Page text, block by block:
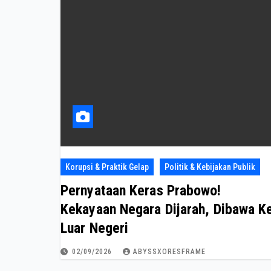
Korupsi & Praktik Gelap Politik & Kebijakan Publik
Pernyataan Keras Prabowo!
Kekayaan Negara Dijarah, Dibawa
Luar Negeri
02/09/2026 ABYSSXORESFRAME